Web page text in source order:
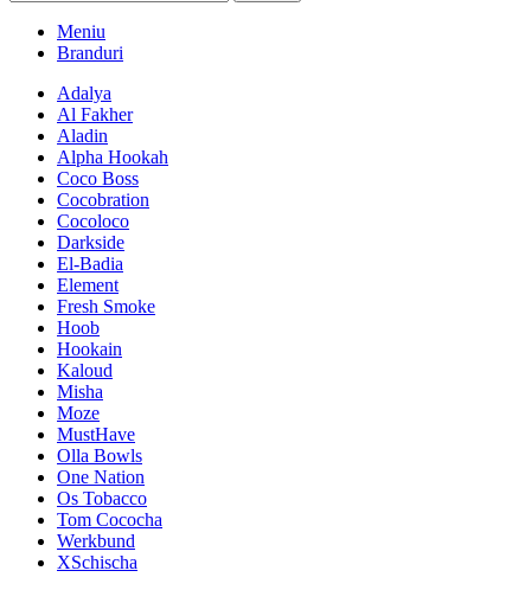
Meniu
Branduri
Adalya
Al Fakher
Aladin
Alpha Hookah
Coco Boss
Cocobration
Cocoloco
Darkside
El-Badia
Element
Fresh Smoke
Hoob
Hookain
Kaloud
Misha
Moze
MustHave
Olla Bowls
One Nation
Os Tobacco
Tom Cococha
Werkbund
XSchischa